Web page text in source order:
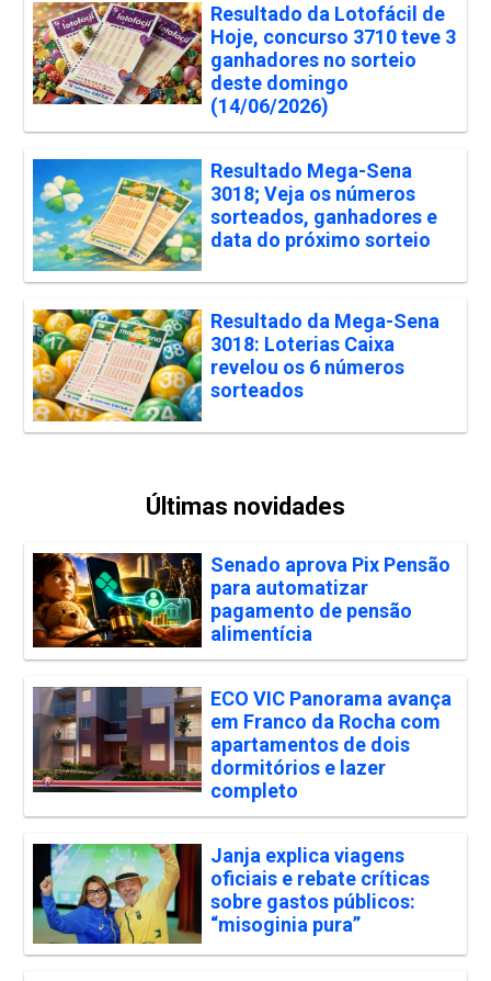
Resultado da Lotofácil de
Hoje, concurso 3710 teve 3
ganhadores no sorteio
deste domingo
(14/06/2026)
Resultado Mega-Sena
3018; Veja os números
sorteados, ganhadores e
data do próximo sorteio
Resultado da Mega-Sena
3018: Loterias Caixa
revelou os 6 números
sorteados
Últimas novidades
Senado aprova Pix Pensão
para automatizar
pagamento de pensão
alimentícia
ECO VIC Panorama avança
em Franco da Rocha com
apartamentos de dois
dormitórios e lazer
completo
Janja explica viagens
oficiais e rebate críticas
sobre gastos públicos:
“misoginia pura”